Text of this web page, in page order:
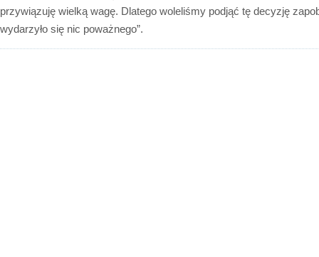
przywiązuję wielką wagę. Dlatego woleliśmy podjąć tę decyzję
wydarzyło się nic poważnego”.